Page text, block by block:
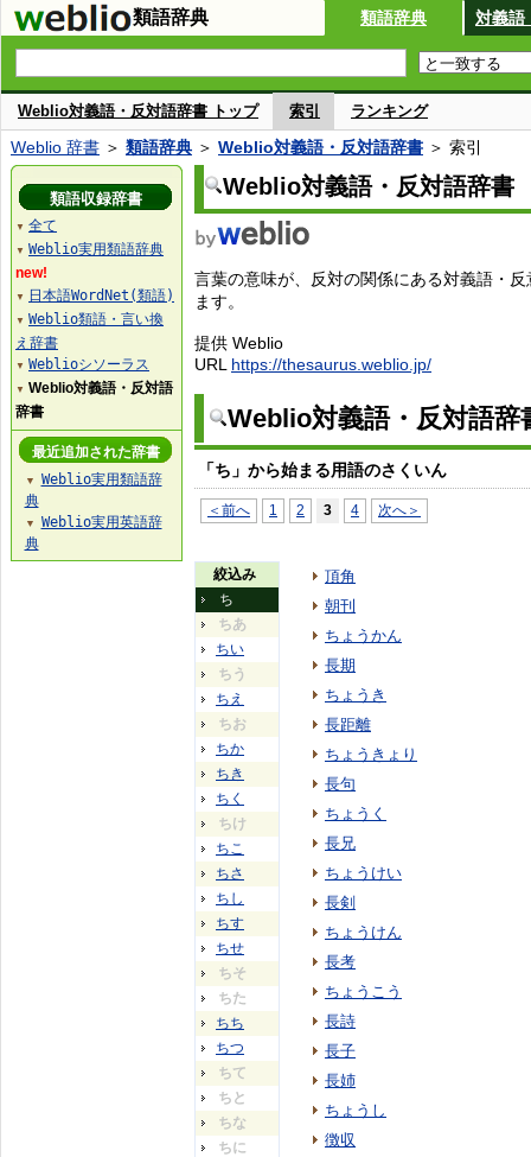
類語辞典 類語辞典 対義語
Weblio対義語・反対語辞書 トップ 索引 ランキング
Weblio 辞書 ＞ 類語辞典 ＞ Weblio対義語・反対語辞書 ＞ 索引
Weblio対義語・反対語辞書
言葉の意味が、反対の関係にある対義語・
ます。
提供 Weblio
URL https://thesaurus.weblio.jp/
Weblio対義語・反対語
「ち」から始まる用語のさくいん
＜前へ 1 2 3 4 次へ＞
絞込み
ち
ちあ
ちい
ちう
ちえ
ちお
ちか
ちき
ちく
ちけ
ちこ
ちさ
ちし
ちす
ちせ
ちそ
ちた
ちち
ちつ
ちて
ちと
ちな
ちに
頂角
朝刊
ちょうかん
長期
ちょうき
長距離
ちょうきょり
長句
ちょうく
長兄
ちょうけい
長剣
ちょうけん
長考
ちょうこう
長詩
長子
長姉
ちょうし
徴収
類語収録辞書
▼ 全て
▼ Weblio実用類語辞典
new!
▼ 日本語WordNet(類語)
▼ Weblio類語・言い換
え辞書
▼ Weblioシソーラス
▼ Weblio対義語・反対語
辞書
最近追加された辞書
▼
Weblio実用類語辞
典
▼
Weblio実用英語辞
典